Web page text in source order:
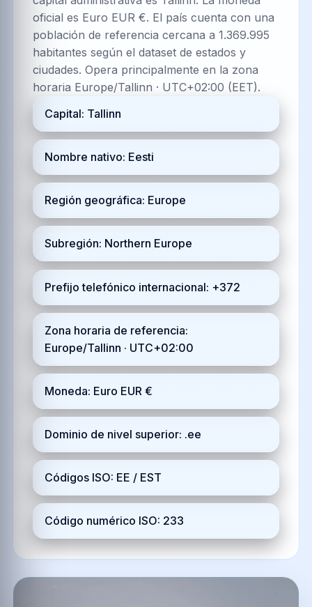
oficial es Euro EUR €. El país cuenta con una
población de referencia cercana a 1.369.995
habitantes según el dataset de estados y
ciudades. Opera principalmente en la zona
horaria Europe/Tallinn · UTC+02:00 (EET).
Capital: Tallinn
Nombre nativo: Eesti
Región geográfica: Europe
Subregión: Northern Europe
Prefijo telefónico internacional: +372
Zona horaria de referencia:
Europe/Tallinn · UTC+02:00
Moneda: Euro EUR €
Dominio de nivel superior: .ee
Códigos ISO: EE / EST
Código numérico ISO: 233